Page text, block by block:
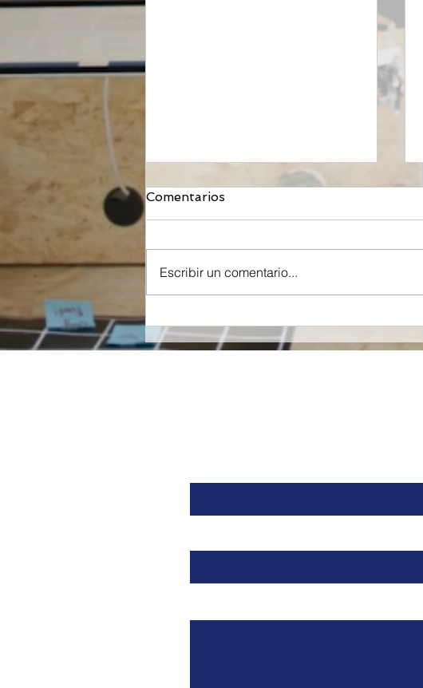
Takeda dirigido a la
Orexina, recibe la
Comentarios
Escribir un comentario...